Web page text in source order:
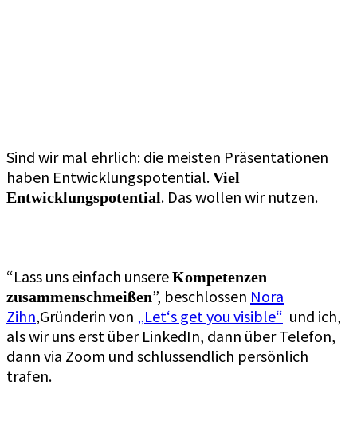
Sind wir mal ehrlich: die meisten Präsentationen
haben Entwicklungspotential.Viel
Entwicklungspotential. Das wollen wir nutzen.
“Lass uns einfach unsereKompetenzen
zusammenschmeißen”, beschlossen Nora
Zihn,Gründerin von „Let‘s get you visible“ und ich,
als wir uns erst über LinkedIn, dann über Telefon,
dann via Zoom und schlussendlich persönlich
trafen.